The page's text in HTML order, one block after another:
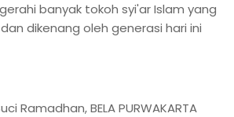
banyak tokoh syi'ar Islam yang
dikenang oleh generasi hari ini
Ramadhan, BELA PURWAKARTA